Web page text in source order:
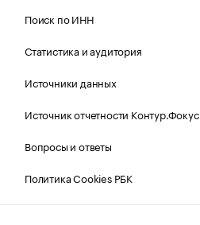
Поиск по ИНН
Статистика и аудитория
Источники данных
Источник отчетности Контур.Фокус
Вопросы и ответы
Политика Cookies РБК